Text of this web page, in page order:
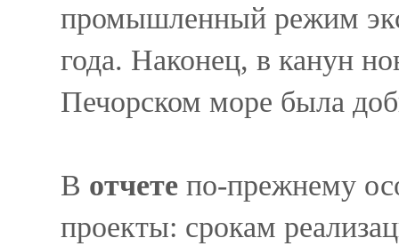
промышленный режим
года. Наконец, в канун
Печорском море была
В отчете по-прежнему
проекты: срокам